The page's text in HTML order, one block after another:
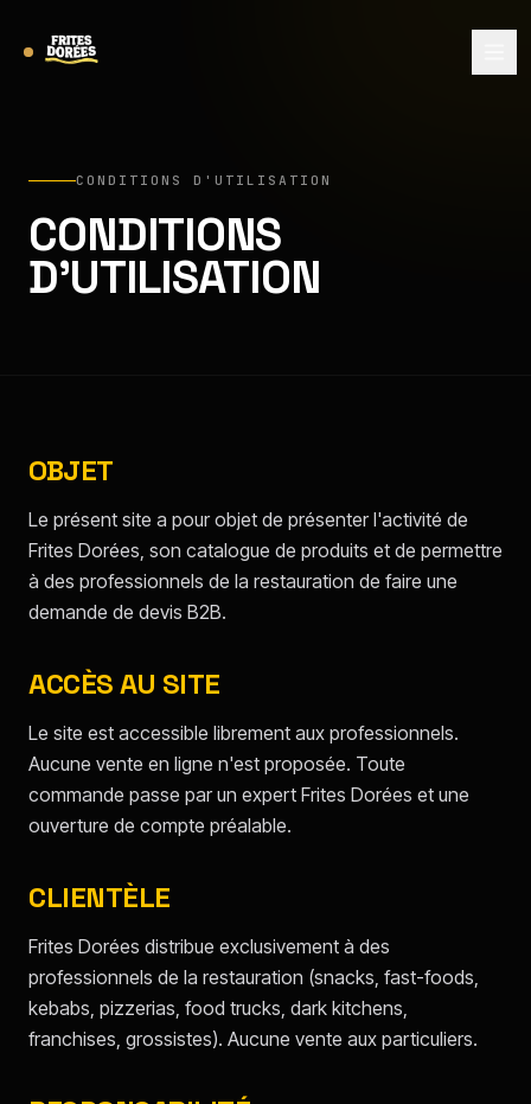
CONDITIONS D'UTILISATION
CONDITIONS
D'UTILISATION
OBJET
Le présent site a pour objet de présenter l'activité de
Frites Dorées, son catalogue de produits et de permettre
à des professionnels de la restauration de faire une
demande de devis B2B.
ACCÈS AU SITE
Le site est accessible librement aux professionnels.
Aucune vente en ligne n'est proposée. Toute
commande passe par un expert Frites Dorées et une
ouverture de compte préalable.
CLIENTÈLE
Frites Dorées distribue exclusivement à des
professionnels de la restauration (snacks, fast-foods,
kebabs, pizzerias, food trucks, dark kitchens,
franchises, grossistes). Aucune vente aux particuliers.